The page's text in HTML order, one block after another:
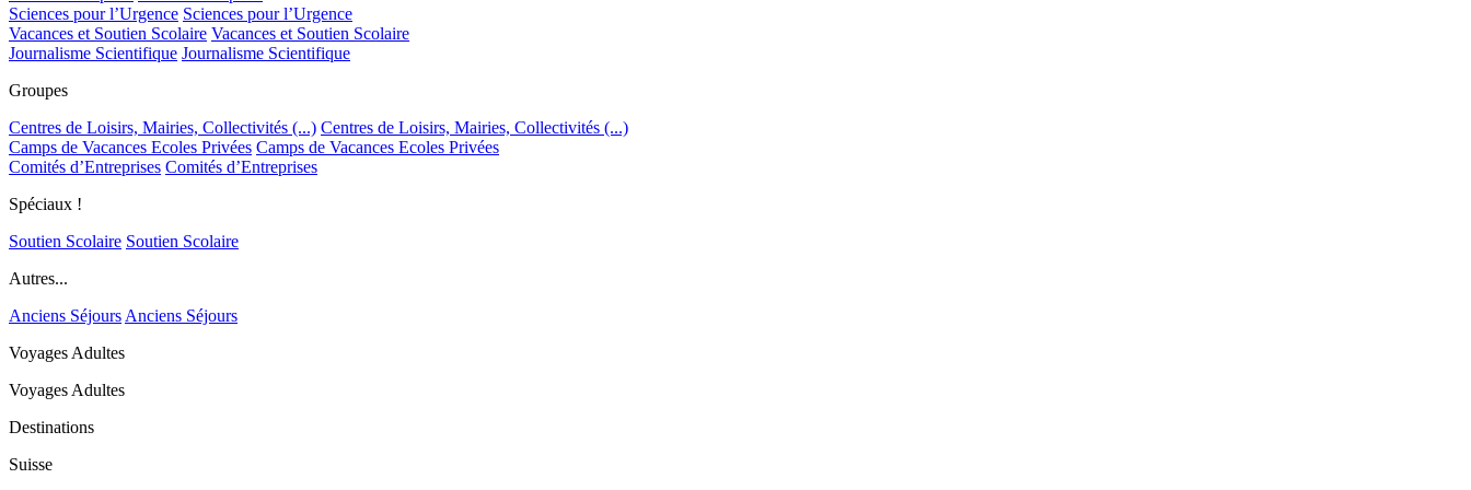
Sciences pour l’Urgence Sciences pour l’Urgence
Vacances et Soutien Scolaire Vacances et Soutien Scolaire
Journalisme Scientifique Journalisme Scientifique
Groupes
Centres de Loisirs, Mairies, Collectivités (...) Centres de Loisirs, Mairies, Collectivités (...)
Camps de Vacances Ecoles Privées Camps de Vacances Ecoles Privées
Comités d’Entreprises Comités d’Entreprises
Spéciaux !
Soutien Scolaire Soutien Scolaire
Autres...
Anciens Séjours Anciens Séjours
Voyages Adultes
Voyages Adultes
Destinations
Suisse